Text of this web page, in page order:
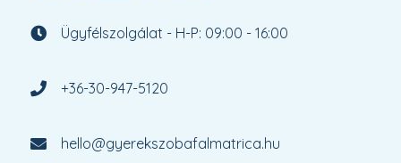
Ügyfélszolgálat - H-P: 09:00 - 16:00
+36-30-947-5120
hello@gyerekszobafalmatrica.hu